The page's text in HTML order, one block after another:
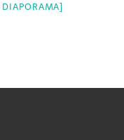
DIAPORAMA]